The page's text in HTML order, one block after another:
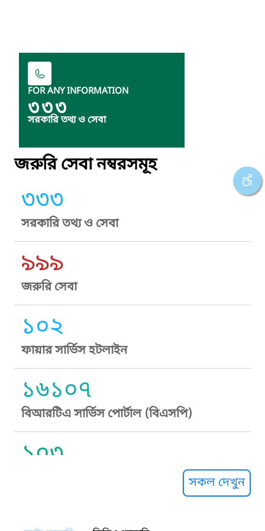
FOR ANY INFORMATION
৩৩৩
সরকারি তথ্য ও সেবা
জরুরি সেবা নম্বরসমূহ
৩৩৩
সরকারি তথ্য ও সেবা
৯৯৯
জরুরি সেবা
১০২
ফায়ার সার্ভিস হটলাইন
১৬১০৭
বিআরটিএ সার্ভিস পোর্টাল (বিএসপি)
১০৩
সকল দেখুন